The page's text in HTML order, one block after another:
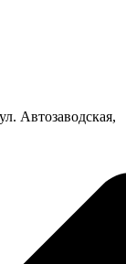
Автозаводская,